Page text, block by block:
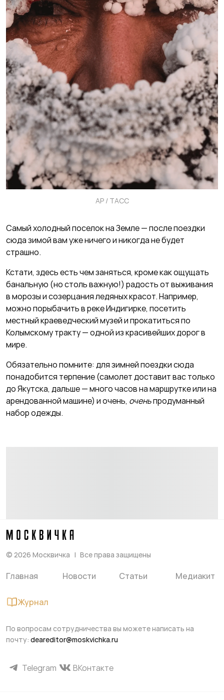
AP / ТАСС
Самый холодный поселок на Земле — после поездки
сюда зимой вам уже ничего и никогда не будет
страшно.
Кстати, здесь есть чем заняться, кроме как ощущать
банальную (но столь важную!) радость от выживания
в морозы и созерцания ледяных красот. Например,
можно порыбачить в реке Индигирке, посетить
местный краеведческий музей и прокатиться по
Колымскому тракту — одной из красивейших дорог в
мире.
Обязательно помните: для зимней поездки сюда
понадобится терпение (самолет доставит вас только
до Якутска, дальше — много часов на маршрутке или на
арендованной машине) и очень, оченьпродуманный
набор одежды.
© 2026 Москвичка Все права защищены
Главная Новости Статьи Медиакит
Журнал
По вопросам сотрудничества вы можете написать на
почту: deareditor@moskvichka.ru
Telegram ВКонтакте